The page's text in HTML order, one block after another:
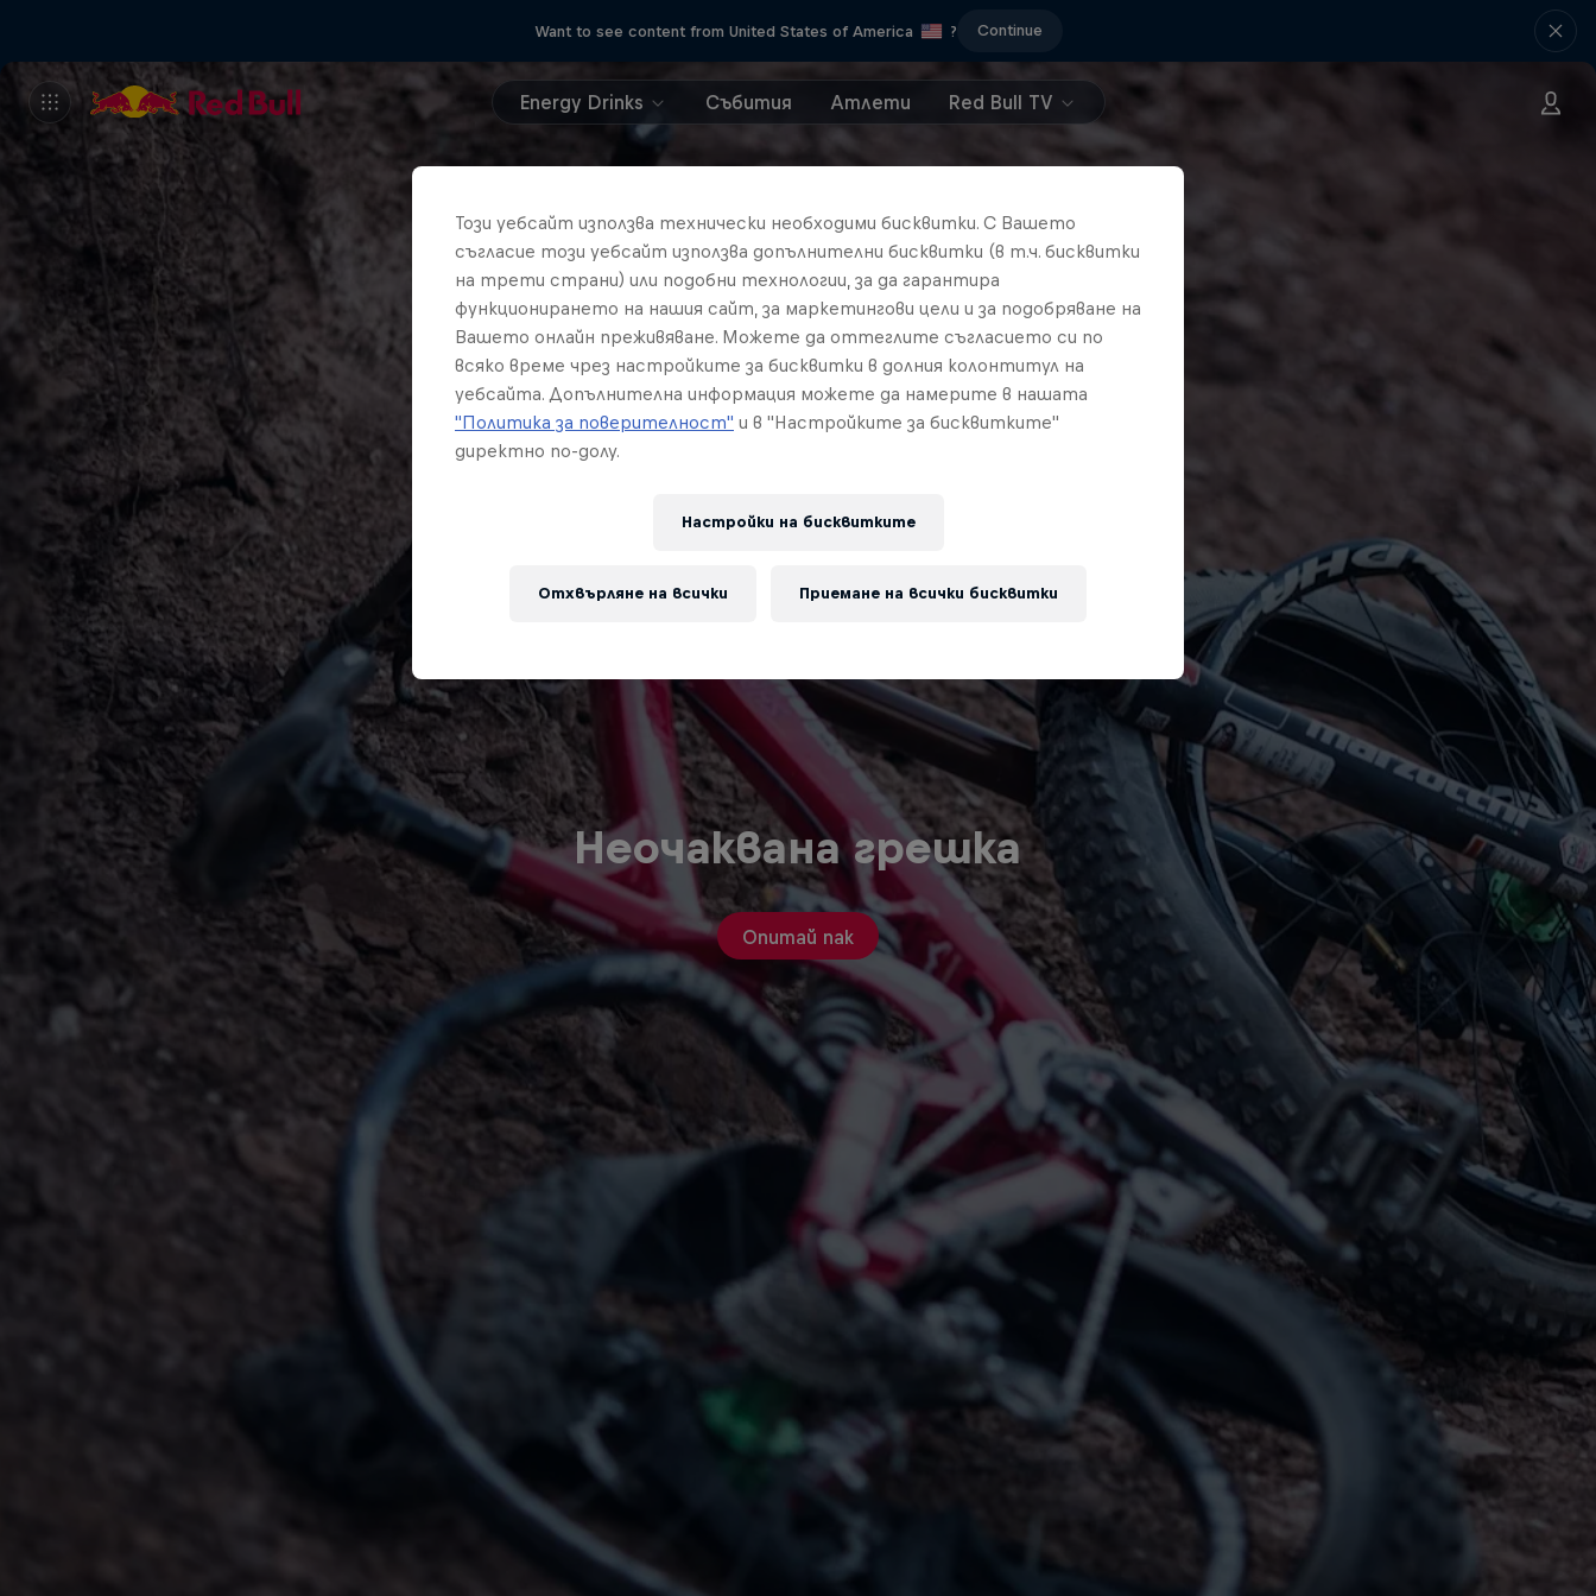
Want to see content from United States of America ? Continue
Energy Drinks Събития Атлети Red Bull TV
Неочаквана грешка
Опитай пак
Този уебсайт използва технически необходими бисквитки. С Вашето
съгласие този уебсайт използва допълнителни бисквитки (в т.ч. бисквитки
на трети страни) или подобни технологии, за да гарантира
функционирането на нашия сайт, за маркетингови цели и за подобряване на
Вашето онлайн преживяване. Можете да оттеглите съгласието си по
всяко време чрез настройките за бисквитки в долния колонтитул на
уебсайта. Допълнителна информация можете да намерите в нашата
"Политика за поверителност" и в "Настройките за бисквитките"
директно по-долу.
Настройки на бисквитките
Отхвърляне на всички Приемане на всички бисквитки